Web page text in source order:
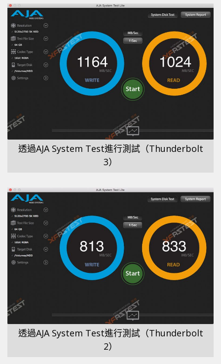
透過AJA System Test進行測試（Thunderbolt
3）
透過AJA System Test進行測試（Thunderbolt
2）